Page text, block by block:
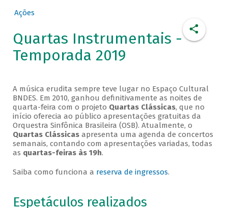
Ações
Quartas Instrumentais -
Temporada 2019
A música erudita sempre teve lugar no Espaço Cultural
BNDES. Em 2010, ganhou definitivamente as noites de
quarta-feira com o projeto Quartas Clássicas, que no
início oferecia ao público apresentações gratuitas da
Orquestra Sinfônica Brasileira (OSB). Atualmente, o
Quartas Clássicasapresenta uma agenda de concertos
semanais, contando com apresentações variadas, todas
as quartas-feiras às 19h.
Saiba como funciona a reserva de ingressos.
Espetáculos realizados